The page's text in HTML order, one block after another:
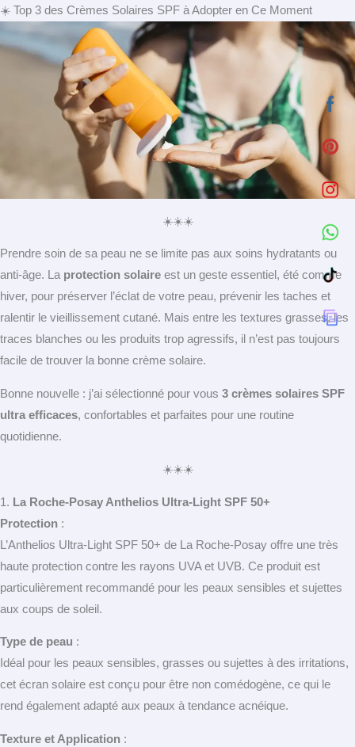
☀️ Top 3 des Crèmes Solaires SPF à Adopter en Ce Moment
☀️☀️☀️
Prendre soin de sa peau ne se limite pas aux soins hydratants ou
anti-âge. La protection solaire est un geste essentiel, été comme
hiver, pour préserver l’éclat de votre peau, prévenir les taches et
ralentir le vieillissement cutané. Mais entre les textures grasses, les
traces blanches ou les produits trop agressifs, il n’est pas toujours
facile de trouver la bonne crème solaire.
Bonne nouvelle : j’ai sélectionné pour vous 3 crèmes solaires SPF
ultra efficaces, confortables et parfaites pour une routine
quotidienne.
☀️☀️☀️
1. La Roche-Posay Anthelios Ultra-Light SPF 50+
Protection :
L’Anthelios Ultra-Light SPF 50+ de La Roche-Posay offre une très
haute protection contre les rayons UVA et UVB. Ce produit est
particulièrement recommandé pour les peaux sensibles et sujettes
aux coups de soleil.
Type de peau :
Idéal pour les peaux sensibles, grasses ou sujettes à des irritations,
cet écran solaire est conçu pour être non comédogène, ce qui le
rend également adapté aux peaux à tendance acnéique.
Texture et Application :